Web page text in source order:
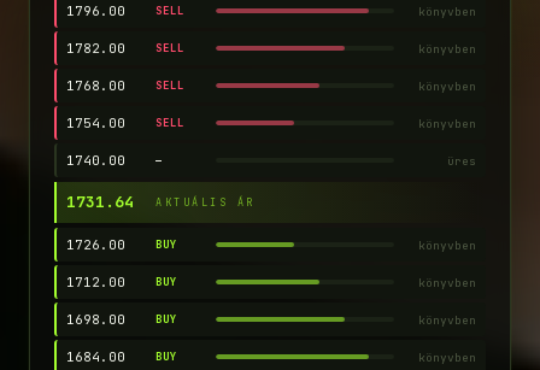
1796.00 SELL könyvben
1782.00 SELL könyvben
1768.00 SELL könyvben
1754.00 SELL könyvben
1740.00 — üres
1730.93 AKTUÁLIS ÁR
1726.00 BUY könyvben
1712.00 BUY könyvben
1698.00 BUY könyvben
1684.00 BUY könyvben